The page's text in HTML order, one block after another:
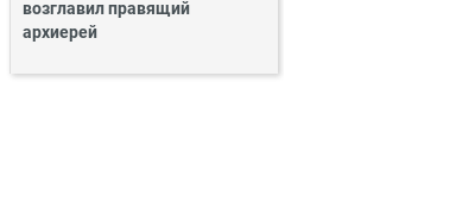
возглавил правящий
архиерей